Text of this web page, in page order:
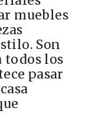
muebles
Son
todos los
pasar